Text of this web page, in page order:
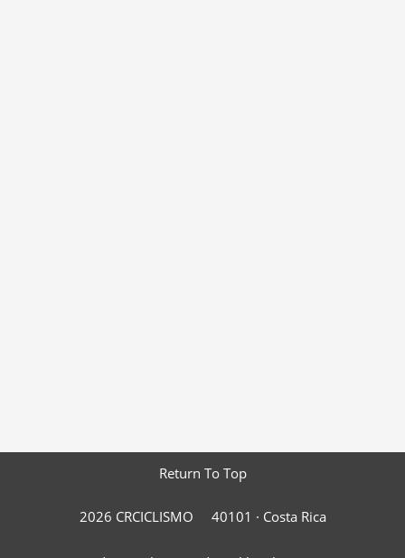
Return To Top
2026 CRCICLISMO 40101 · Costa Rica